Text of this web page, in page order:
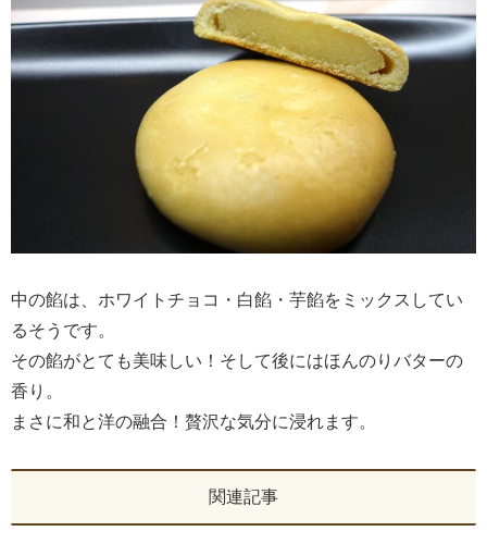
中の餡は、ホワイトチョコ・白餡・芋餡をミックスしてい
るそうです。
その餡がとても美味しい！そして後にはほんのりバターの
香り。
まさに和と洋の融合！贅沢な気分に浸れます。
関連記事